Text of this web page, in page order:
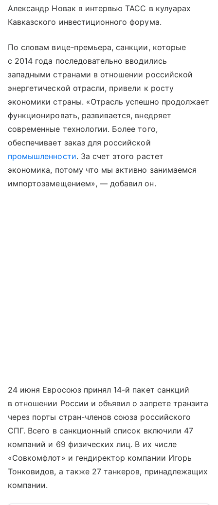
Александр Новак в интервью ТАСС в кулуарах
Кавказского инвестиционного форума.
По словам вице-премьера, санкции, которые
с 2014 года последовательно вводились
западными странами в отношении российской
энергетической отрасли, привели к росту
экономики страны. «Отрасль успешно продолжает
функционировать, развивается, внедряет
современные технологии. Более того,
обеспечивает заказ для российской
промышленности. За счет этого растет
экономика, потому что мы активно занимаемся
импортозамещением», — добавил он.
24 июня Евросоюз принял 14-й пакет санкций
в отношении России и объявил о запрете транзита
через порты стран-членов союза российского
СПГ. Всего в санкционный список включили 47
компаний и 69 физических лиц. В их числе
«Совкомфлот» и гендиректор компании Игорь
Тонковидов, а также 27 танкеров, принадлежащих
компании.